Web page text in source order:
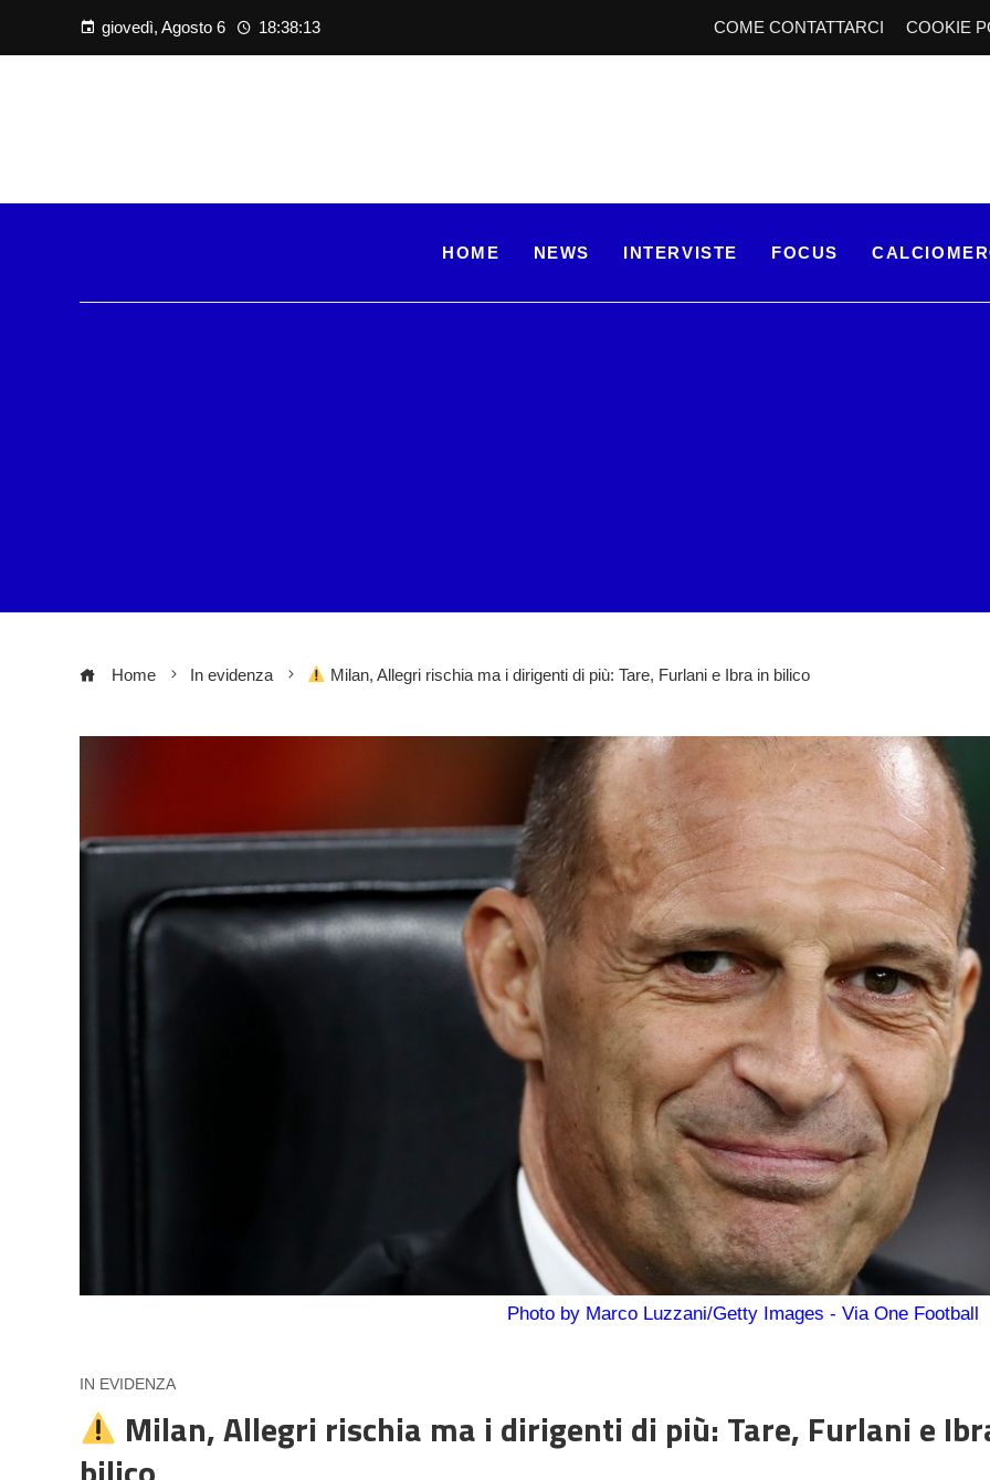
giovedì, Agosto 6 18:38:14 COME CONTATTARCI COOKIE
HOME NEWS INTERVISTE FOCUS
Home In evidenza Milan, Allegri rischia ma i dirigenti di più: Tare, Furlani e Ibra in bilico
Photo by Marco Luzzani/Getty Images - Via One Football
IN EVIDENZA
Milan, Allegri rischia ma i dirigenti di più: Tare, Furlani e